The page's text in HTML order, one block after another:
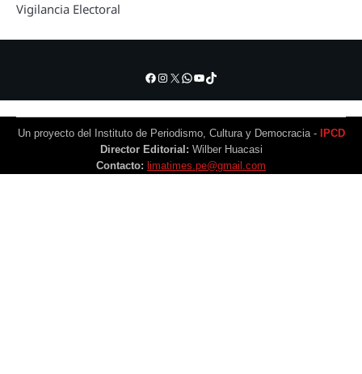
Vigilancia Electoral
Facebook
Instagram
X WhatsApp
YouTube
TikTok
Un proyecto del Instituto de Periodismo, Cultura y Democracia -
IPCD
Director Editorial: Wilber Huacasi
Contacto: limatimes.pe@gmail.com